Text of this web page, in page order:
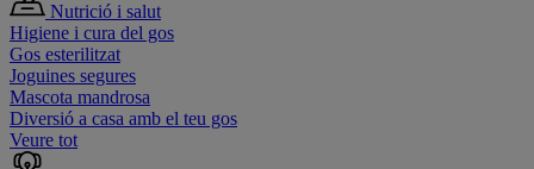
Nutrició i salut
Higiene i cura del gos
Gos esterilitzat
Joguines segures
Mascota mandrosa
Diversió a casa amb el teu gos
Veure tot